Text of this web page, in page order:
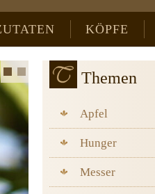
KÖPFE
Themen
Apfel
Hunger
Messer